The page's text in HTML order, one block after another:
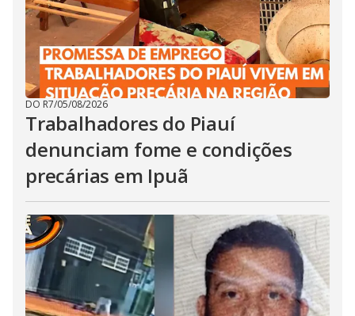
DO R7/05/08/2026
Trabalhadores do Piauí
denunciam fome e condições
precárias em Ipuã